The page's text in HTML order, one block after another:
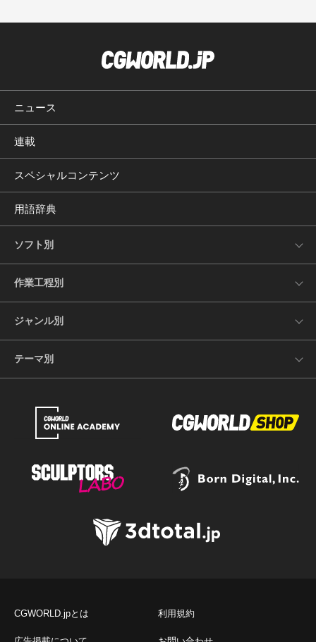
ニュース
連載
スペシャルコンテンツ
用語辞典
ソフト別
作業工程別
ジャンル別
テーマ別
CGWORLD.jpとは 利用規約